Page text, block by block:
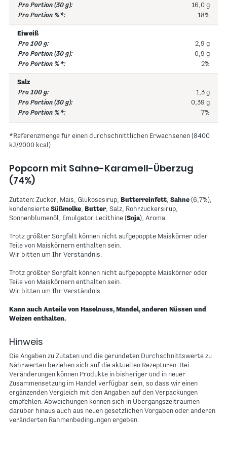
16,0 g
18%
Eiweiß
2,9 g
0,9 g
2%
Salz
1,3 g
0,39 g
7%
*Referenzmenge für einen durchschnittlichen Erwachsenen (8400
kJ/2000 kcal)
Popcorn mit Sahne-Karamell-Überzug
(74%)
Zutaten: Zucker, Mais, Glukosesirup, Butterreinfett, Sahne (6,7%),
kondensierte Süßmolke, Butter, Salz, Rohrzuckersirup,
Sonnenblumenöl, Emulgator Lecithine (Soja), Aroma.
Trotz größter Sorgfalt können nicht aufgepoppte Maiskörner oder
Teile von Maiskörnern enthalten sein.
Wir bitten um Ihr Verständnis.
Trotz größter Sorgfalt können nicht aufgepoppte Maiskörner oder
Teile von Maiskörnern enthalten sein.
Wir bitten um Ihr Verständnis.
Kann auch Anteile von Haselnuss, Mandel, anderen Nüssen und
Weizen enthalten.
Hinweis
Die Angaben zu Zutaten und die gerundeten Durchschnittswerte zu
Nährwerten beziehen sich auf die aktuellen Rezepturen. Bei
Veränderungen können Produkte in bisheriger und in neuer
Zusammensetzung im Handel verfügbar sein, so dass wir einen
ergänzenden Vergleich mit den Angaben auf den Verpackungen
empfehlen. Abweichungen können sich in Übergangszeiträumen
darüber hinaus auch aus neuen gesetzlichen Vorgaben oder anderen
veränderten Rahmenbedingungen ergeben.